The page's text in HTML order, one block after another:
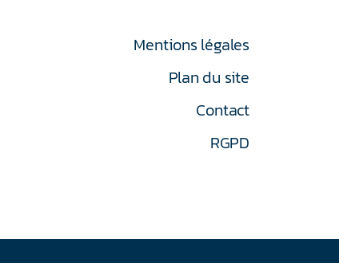
Mentions légales
Plan du site
Contact
RGPD